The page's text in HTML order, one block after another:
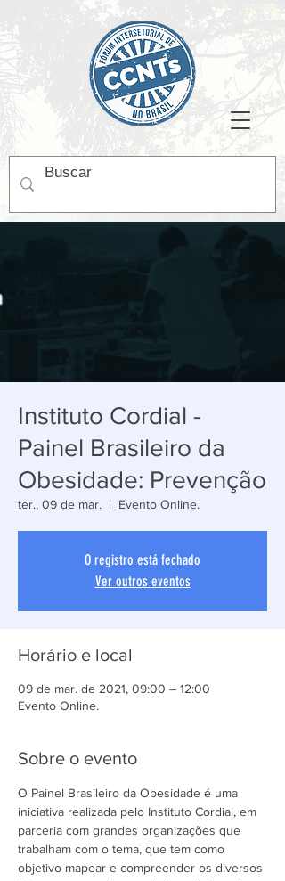
Instituto Cordial -
Painel Brasileiro da
Obesidade: Prevenção
ter., 09 de mar.
  |
Evento Online.
O registro está fechado
Ver outros eventos
Horário e local
09 de mar. de 2021, 09:00 – 12:00
Evento Online.
Sobre o evento
O Painel Brasileiro da Obesidade é uma
iniciativa realizada pelo Instituto Cordial, em
parceria com grandes organizações que
trabalham com o tema, que tem como
objetivo mapear e compreender os diversos